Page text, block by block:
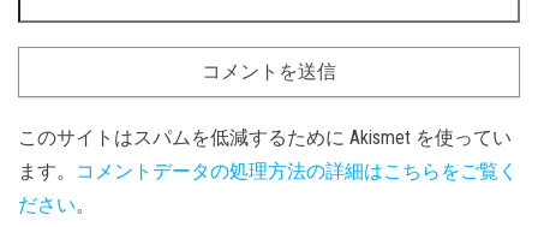
このサイトはスパムを低減するために Akismet を使ってい
ます。
コメントデータの処理方法の詳細はこちらをご覧く
ださい。